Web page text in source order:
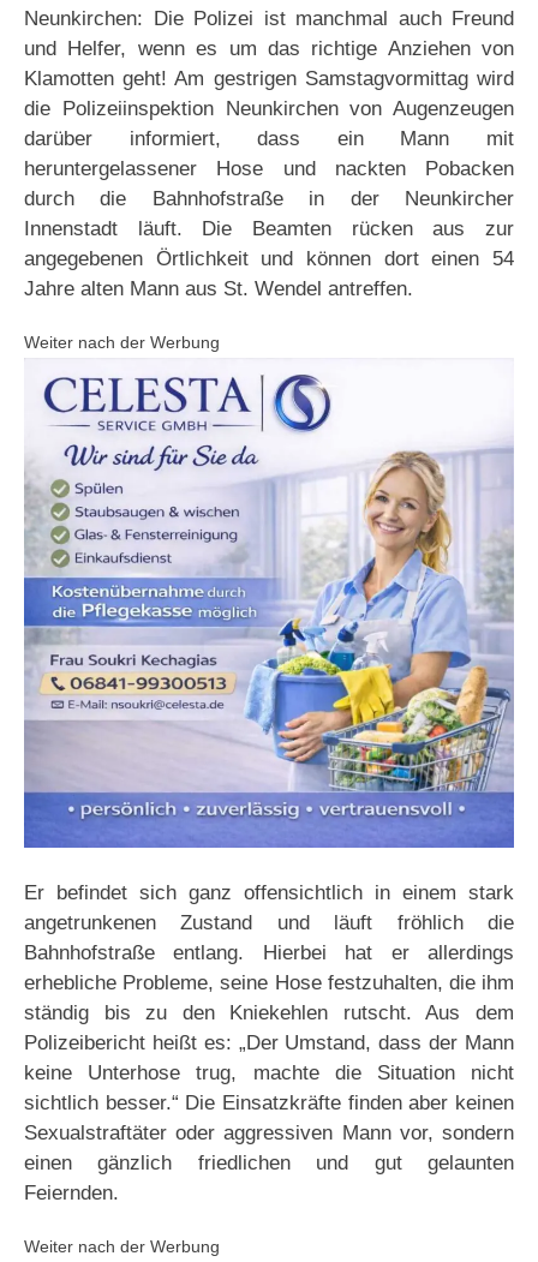
Neunkirchen: Die Polizei ist manchmal auch Freund
und Helfer, wenn es um das richtige Anziehen von
Klamotten geht! Am gestrigen Samstagvormittag wird
die Polizeiinspektion Neunkirchen von Augenzeugen
darüber informiert, dass ein Mann mit
heruntergelassener Hose und nackten Pobacken
durch die Bahnhofstraße in der Neunkircher
Innenstadt läuft. Die Beamten rücken aus zur
angegebenen Örtlichkeit und können dort einen 54
Jahre alten Mann aus St. Wendel antreffen.
Weiter nach der Werbung
Er befindet sich ganz offensichtlich in einem stark
angetrunkenen Zustand und läuft fröhlich die
Bahnhofstraße entlang. Hierbei hat er allerdings
erhebliche Probleme, seine Hose festzuhalten, die ihm
ständig bis zu den Kniekehlen rutscht. Aus dem
Polizeibericht heißt es: „Der Umstand, dass der Mann
keine Unterhose trug, machte die Situation nicht
sichtlich besser.“ Die Einsatzkräfte finden aber keinen
Sexualstraftäter oder aggressiven Mann vor, sondern
einen gänzlich friedlichen und gut gelaunten
Feiernden.
Weiter nach der Werbung